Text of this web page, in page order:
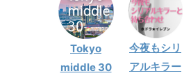
Tokyo
middle 30
今夜もシリ
アルキラー